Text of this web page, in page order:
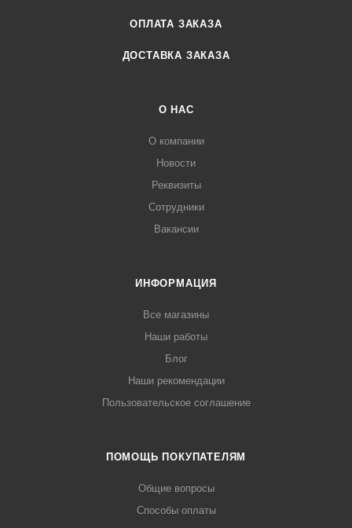
ОПЛАТА ЗАКАЗА
ДОСТАВКА ЗАКАЗА
О НАС
О компании
Новости
Реквизиты
Сотрудники
Вакансии
ИНФОРМАЦИЯ
Все магазины
Наши работы
Блог
Наши рекомендации
Пользовательское соглашение
ПОМОЩЬ ПОКУПАТЕЛЯМ
Общие вопросы
Способы оплаты